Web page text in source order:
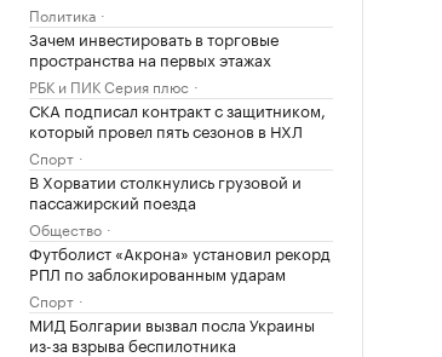
Политика
Зачем инвестировать в торговые
пространства на первых этажах
РБК и ПИК Серия плюс
СКА подписал контракт с защитником,
который провел пять сезонов в НХЛ
Спорт
В Хорватии столкнулись грузовой и
пассажирский поезда
Общество
Футболист «Акрона» установил рекорд
РПЛ по заблокированным ударам
Спорт
МИД Болгарии вызвал посла Украины
из-за взрыва беспилотника